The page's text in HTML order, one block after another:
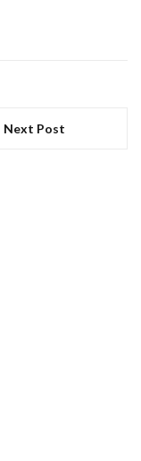
Next Post